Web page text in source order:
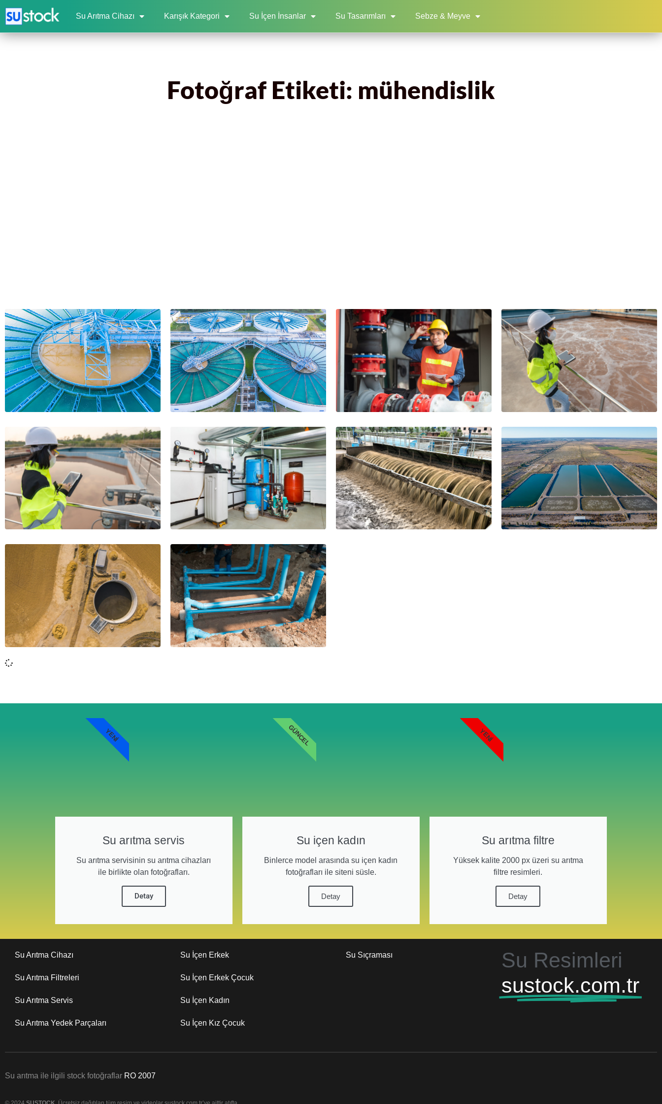
Su Arıtma Cihazı Karışık Kategori Su İçen İnsanlar Su Tasarımları Sebze & Meyve
Fotoğraf Etiketi: mühendislik
Su arıtma servis
Su arıtma servisinin su arıtma cihazları
ile birlikte olan fotoğrafları.
Detay
YENI
Su içen kadın
Binlerce model arasında su içen kadın
fotoğrafları ile siteni süsle.
Detay
GÜNCEL
Su arıtma filtre
Yüksek kalite 2000 px üzeri su arıtma
filtre resimleri.
Detay
YENI
Su Arıtma Cihazı
Su Arıtma Filtreleri
Su Arıtma Servis
Su Arıtma Yedek Parçaları
Su İçen Erkek
Su İçen Erkek Çocuk
Su İçen Kadın
Su İçen Kız Çocuk
Su Sıçraması
Su Resimleri
sustock.com.tr
Su arıtma ile ilgili stock fotoğraflar RO 2007